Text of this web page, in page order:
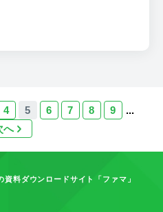
4 5 6 7 8 9
...
へ
料ダウンロードサイト「ファマ」